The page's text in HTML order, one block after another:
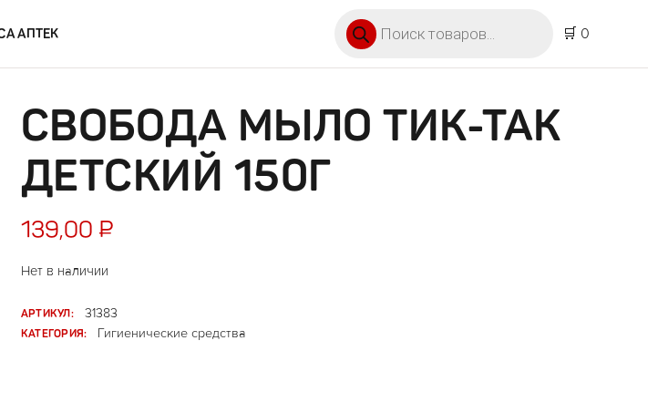
АПТЕК
🛒 0
СВОБОДА МЫЛО ТИК-ТАК
ДЕТСКИЙ 150Г
139,00 ₽
Нет в наличии
АРТИКУЛ:
31383
КАТЕГОРИЯ:
Гигиенические средства